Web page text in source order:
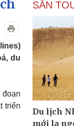
nghiệp
tin doanh nghiệp
Doanh nghiệp 24h
Doanh nhân
cộng đồng
du
đoạn
triển
SĂN
Du lịch
mới lạ